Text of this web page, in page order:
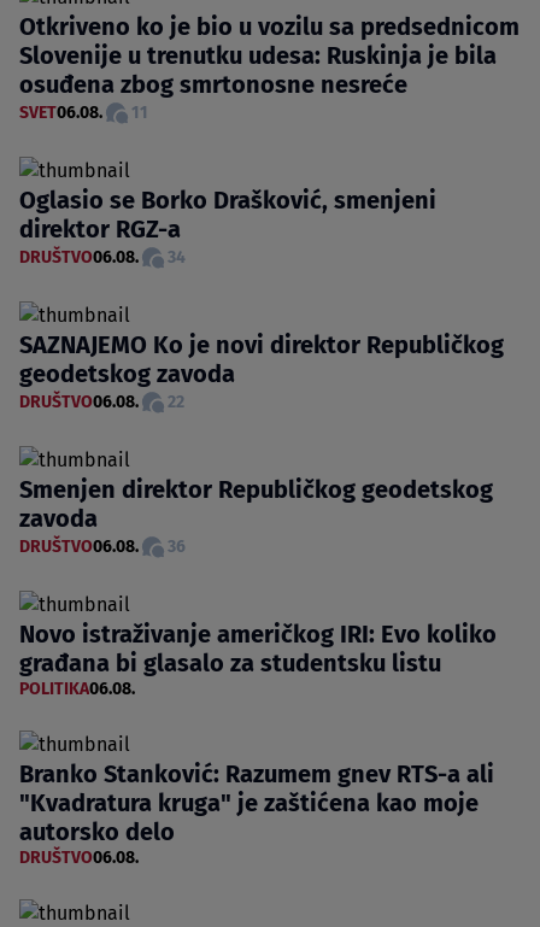
Otkriveno ko je bio u vozilu sa predsednicom
Slovenije u trenutku udesa: Ruskinja je bila
osuđena zbog smrtonosne nesreće
SVET06.08. 11
Oglasio se Borko Drašković, smenjeni
direktor RGZ-a
DRUŠTVO06.08. 34
SAZNAJEMO Ko je novi direktor Republičkog
geodetskog zavoda
DRUŠTVO06.08. 22
Smenjen direktor Republičkog geodetskog
zavoda
DRUŠTVO06.08. 36
Novo istraživanje američkog IRI: Evo koliko
građana bi glasalo za studentsku listu
POLITIKA06.08.
Branko Stanković: Razumem gnev RTS-a ali
"Kvadratura kruga" je zaštićena kao moje
autorsko delo
DRUŠTVO06.08.